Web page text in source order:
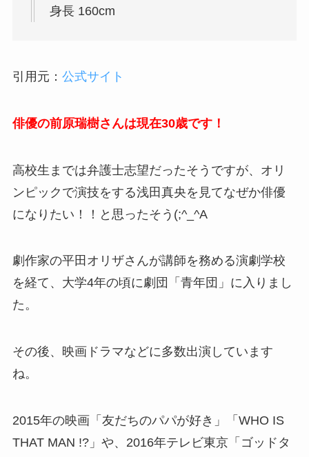
身長 160cm
引用元： 公式サイト
俳優の前原瑞樹さんは現在30歳です！
高校生までは弁護士志望だったそうですが、オリ
ンピックで演技をする浅田真央を見てなぜか俳優
になりたい！！と思ったそう(;^_^A
劇作家の平田オリザさんが講師を務める演劇学校
を経て、大学4年の頃に劇団「青年団」に入りまし
た。
その後、映画ドラマなどに多数出演しています
ね。
2015年の映画「友だちのパパが好き」「WHO IS
THAT MAN !?」や、2016年テレビ東京「ゴッドタ